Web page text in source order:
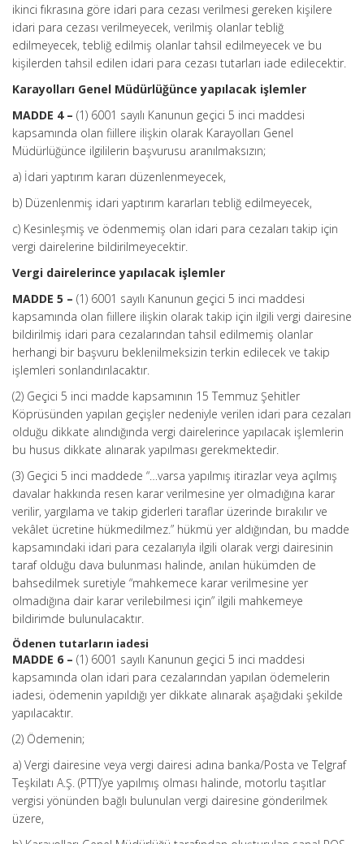
ikinci fıkrasına göre idari para cezası verilmesi gereken kişilere
idari para cezası verilmeyecek, verilmiş olanlar tebliğ
edilmeyecek, tebliğ edilmiş olanlar tahsil edilmeyecek ve bu
kişilerden tahsil edilen idari para cezası tutarları iade edilecektir.
Karayolları Genel Müdürlüğünce yapılacak işlemler
MADDE 4 – (1) 6001 sayılı Kanunun geçici 5 inci maddesi
kapsamında olan fiillere ilişkin olarak Karayolları Genel
Müdürlüğünce ilgililerin başvurusu aranılmaksızın;
a) İdari yaptırım kararı düzenlenmeyecek,
b) Düzenlenmiş idari yaptırım kararları tebliğ edilmeyecek,
c) Kesinleşmiş ve ödenmemiş olan idari para cezaları takip için
vergi dairelerine bildirilmeyecektir.
Vergi dairelerince yapılacak işlemler
MADDE 5 – (1) 6001 sayılı Kanunun geçici 5 inci maddesi
kapsamında olan fiillere ilişkin olarak takip için ilgili vergi dairesine
bildirilmiş idari para cezalarından tahsil edilmemiş olanlar
herhangi bir başvuru beklenilmeksizin terkin edilecek ve takip
işlemleri sonlandırılacaktır.
(2) Geçici 5 inci madde kapsamının 15 Temmuz Şehitler
Köprüsünden yapılan geçişler nedeniyle verilen idari para cezaları
olduğu dikkate alındığında vergi dairelerince yapılacak işlemlerin
bu husus dikkate alınarak yapılması gerekmektedir.
(3) Geçici 5 inci maddede “…varsa yapılmış itirazlar veya açılmış
davalar hakkında resen karar verilmesine yer olmadığına karar
verilir, yargılama ve takip giderleri taraflar üzerinde bırakılır ve
vekâlet ücretine hükmedilmez.” hükmü yer aldığından, bu madde
kapsamındaki idari para cezalarıyla ilgili olarak vergi dairesinin
taraf olduğu dava bulunması halinde, anılan hükümden de
bahsedilmek suretiyle “mahkemece karar verilmesine yer
olmadığına dair karar verilebilmesi için” ilgili mahkemeye
bildirimde bulunulacaktır.
Ödenen tutarların iadesi
MADDE 6 – (1) 6001 sayılı Kanunun geçici 5 inci maddesi
kapsamında olan idari para cezalarından yapılan ödemelerin
iadesi, ödemenin yapıldığı yer dikkate alınarak aşağıdaki şekilde
yapılacaktır.
(2) Ödemenin;
a) Vergi dairesine veya vergi dairesi adına banka/Posta ve Telgraf
Teşkilatı A.Ş. (PTT)’ye yapılmış olması halinde, motorlu taşıtlar
vergisi yönünden bağlı bulunulan vergi dairesine gönderilmek
üzere,